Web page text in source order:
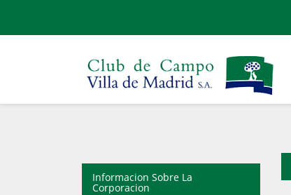
Informacion Sobre La
Corporacion